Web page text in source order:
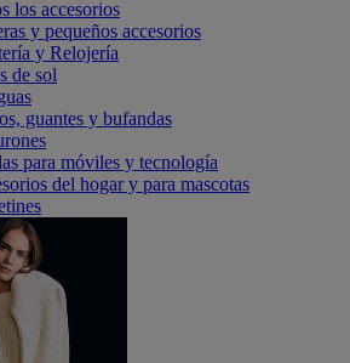
los accesorios
y pequeños accesorios
y Relojería
de sol
guantes y bufandas
para móviles y tecnología
del hogar y para mascotas